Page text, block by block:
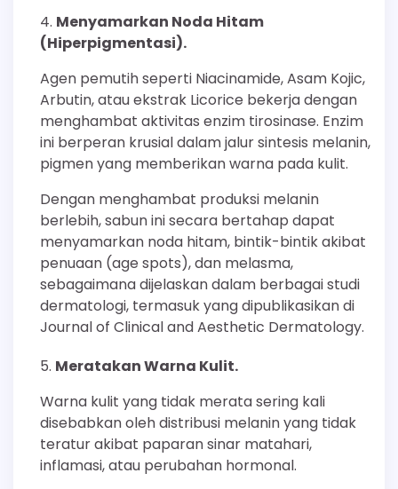
Menyamarkan Noda Hitam
(Hiperpigmentasi).
Agen pemutih seperti Niacinamide, Asam Kojic,
Arbutin, atau ekstrak Licorice bekerja dengan
menghambat aktivitas enzim tirosinase. Enzim
ini berperan krusial dalam jalur sintesis melanin,
pigmen yang memberikan warna pada kulit.
Dengan menghambat produksi melanin
berlebih, sabun ini secara bertahap dapat
menyamarkan noda hitam, bintik-bintik akibat
penuaan (age spots), dan melasma,
sebagaimana dijelaskan dalam berbagai studi
dermatologi, termasuk yang dipublikasikan di
Journal of Clinical and Aesthetic Dermatology.
Meratakan Warna Kulit.
Warna kulit yang tidak merata sering kali
disebabkan oleh distribusi melanin yang tidak
teratur akibat paparan sinar matahari,
inflamasi, atau perubahan hormonal.